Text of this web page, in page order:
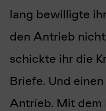
lang bewilligte
den Antrieb
schickte ihr die
Briefe. Und
Antrieb. Mit dem